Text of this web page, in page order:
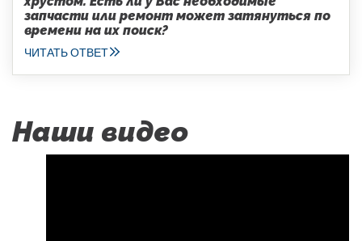
запчасти или ремонт может затянуться по
времени на их поиск?
ЧИТАТЬ ОТВЕТ
Наши видео